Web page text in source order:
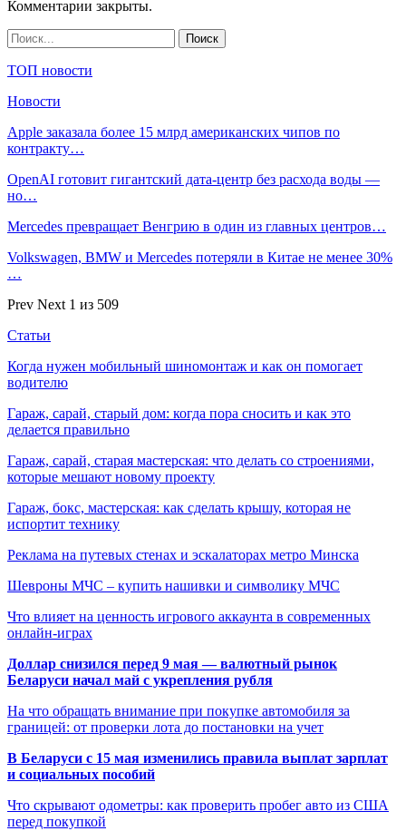
Комментарии закрыты.
ТОП новости
Новости
Apple заказала более 15 млрд американских чипов по
контракту…
OpenAI готовит гигантский дата-центр без расхода воды —
но…
Mercedes превращает Венгрию в один из главных центров…
Volkswagen, BMW и Mercedes потеряли в Китае не менее 30%
…
Prev Next 1 из 509
Статьи
Когда нужен мобильный шиномонтаж и как он помогает
водителю
Гараж, сарай, старый дом: когда пора сносить и как это
делается правильно
Гараж, сарай, старая мастерская: что делать со строениями,
которые мешают новому проекту
Гараж, бокс, мастерская: как сделать крышу, которая не
испортит технику
Реклама на путевых стенах и эскалаторах метро Минска
Шевроны МЧС – купить нашивки и символику МЧС
Что влияет на ценность игрового аккаунта в современных
онлайн-играх
Доллар снизился перед 9 мая — валютный рынок
Беларуси начал май с укрепления рубля
На что обращать внимание при покупке автомобиля за
границей: от проверки лота до постановки на учет
В Беларуси с 15 мая изменились правила выплат зарплат
и социальных пособий
Что скрывают одометры: как проверить пробег авто из США
перед покупкой